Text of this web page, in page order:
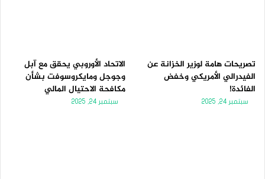
تصريحات هامة لوزير الخزانة عن
الفيدرالي الأمريكي وخفض
الفائدة!
سبتمبر 24, 2025
الاتحاد الأوروبي يحقق مع آبل
وجوجل ومايكروسوفت بشأن
مكافحة الاحتيال المالي
سبتمبر 24, 2025